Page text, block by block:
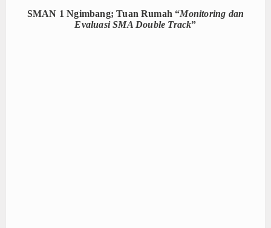
Liputan
SMAN 1 Ngimbang; Tuan Rumah “Monitoring dan
Evaluasi SMA Double Track”